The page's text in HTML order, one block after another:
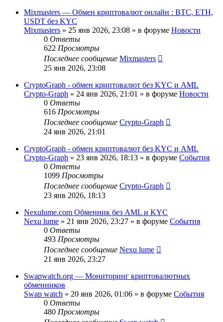
Mixmasters — Обмен криптовалют онлайн : BTC, ETH,
USDT без KYC
Mixmasters » 25 янв 2026, 23:08 » в форуме Новости
0 Ответы
622 Просмотры
Последнее сообщение Mixmasters
25 янв 2026, 23:08
CryptoGraph - обмен криптовалют без KYC и AML
Crypto-Graph » 24 янв 2026, 21:01 » в форуме Новости
0 Ответы
616 Просмотры
Последнее сообщение Crypto-Graph
24 янв 2026, 21:01
CryptoGraph - обмен криптовалют без KYC и AML
Crypto-Graph » 23 янв 2026, 18:13 » в форуме События
0 Ответы
1099 Просмотры
Последнее сообщение Crypto-Graph
23 янв 2026, 18:13
Nexulume.com Обменник без AML и KYC
Nexu lume » 21 янв 2026, 23:27 » в форуме События
0 Ответы
493 Просмотры
Последнее сообщение Nexu lume
21 янв 2026, 23:27
Swapwatch.org — Мониторинг криптовалютных
обменников
Swap watch » 20 янв 2026, 01:06 » в форуме События
0 Ответы
480 Просмотры